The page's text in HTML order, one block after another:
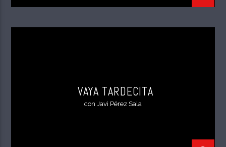
VAYA TARDECITA
con Javi Pérez Sala